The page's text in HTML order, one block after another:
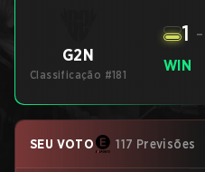
G2N
Classificação #181
WIN
1 -
SEU VOTO 117 Previsões